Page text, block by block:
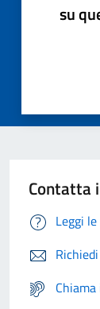
su
Contatta
Leggi